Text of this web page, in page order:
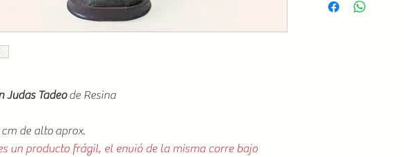
Judas Tadeode Resina
de alto aprox.
un producto frágil, el envió de la misma corre bajo